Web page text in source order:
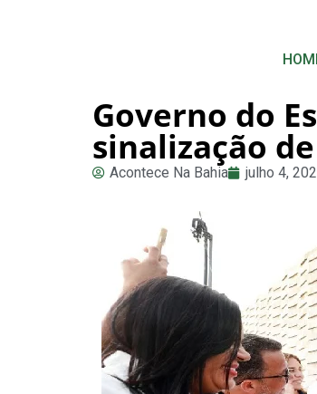
Governo do
sinalização
Acontece Na Bahia julho 4,